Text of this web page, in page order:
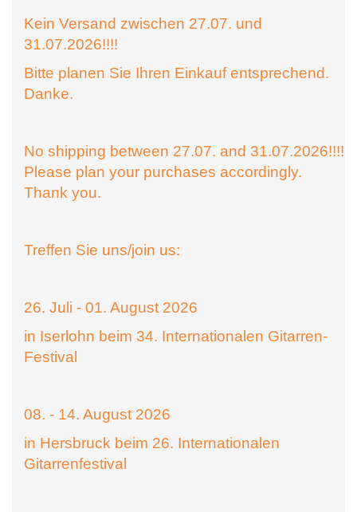
Kein Versand zwischen 27.07. und
31.07.2026!!!!
Bitte planen Sie Ihren Einkauf entsprechend.
Danke.
No shipping between 27.07. and 31.07.2026!!!!
Please plan your purchases accordingly.
Thank you.
Treffen Sie uns/join us:
26. Juli - 01. August 2026
in Iserlohn beim 34. Internationalen Gitarren-
Festival
08. - 14. August 2026
in Hersbruck beim 26. Internationalen
Gitarrenfestival